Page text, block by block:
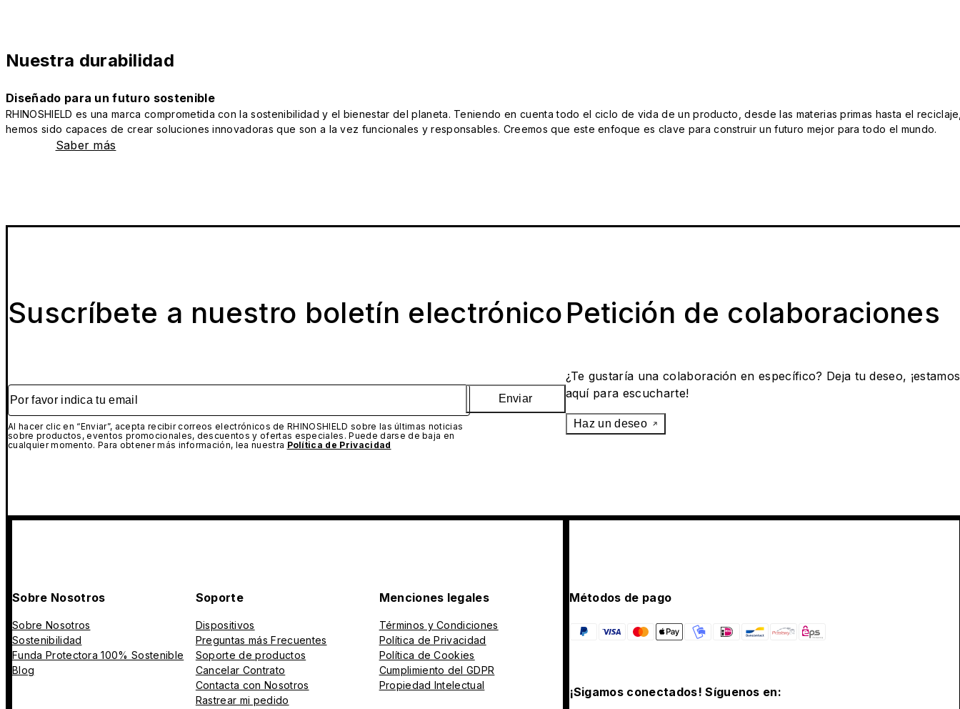
Nuestra durabilidad
Diseñado para un futuro sostenible
RHINOSHIELD es una marca comprometida con la sostenibilidad y el bienestar del planeta. Teniendo en cuenta todo el ciclo de vida de un producto, desde las materias primas hasta el
hemos sido capaces de crear soluciones innovadoras que son a la vez funcionales y responsables. Creemos que este enfoque es clave para construir un futuro mejor para todo el mundo.
Saber más
Suscríbete a nuestro boletín electrónico
Por favor indica tu email
Al hacer clic en “Enviar”, acepta recibir correos electrónicos de RHINOSHIELD sobre las últimas noticias
sobre productos, eventos promocionales, descuentos y ofertas especiales. Puede darse de baja en
cualquier momento. Para obtener más información, lea nuestra Política de Privacidad
Enviar
Petición de colaboraciones
¿Te gustaría una colaboración en específico? Deja tu deseo, ¡estamos
aquí para escucharte!
Haz un deseo
Sobre Nosotros
Sobre Nosotros
Sostenibilidad
Funda Protectora 100% Sostenible
Blog
Soporte
Dispositivos
Preguntas más Frecuentes
Soporte de productos
Cancelar Contrato
Contacta con Nosotros
Rastrear mi pedido
Menciones legales
Términos y Condiciones
Política de Privacidad
Política de Cookies
Cumplimiento del GDPR
Propiedad Intelectual
Métodos de pago
¡Sigamos conectados! Síguenos en: